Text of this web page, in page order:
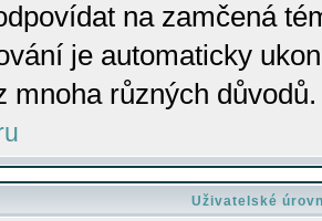
na zamčená
je automaticky
mnoha různých důvodů.
Uživatelské